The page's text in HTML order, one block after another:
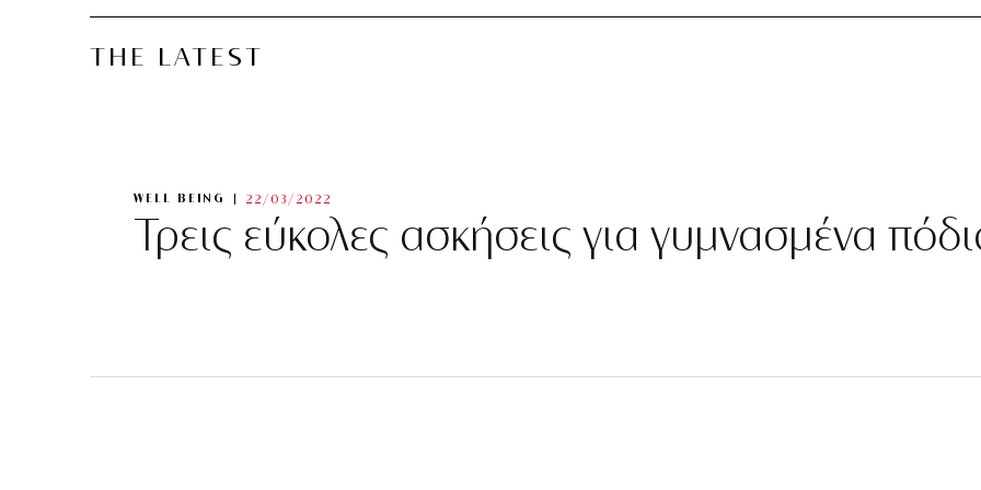
THE LATEST
WELL BEING 22/03/2022
Τρεις εύκολες ασκήσεις για γυμνασμένα